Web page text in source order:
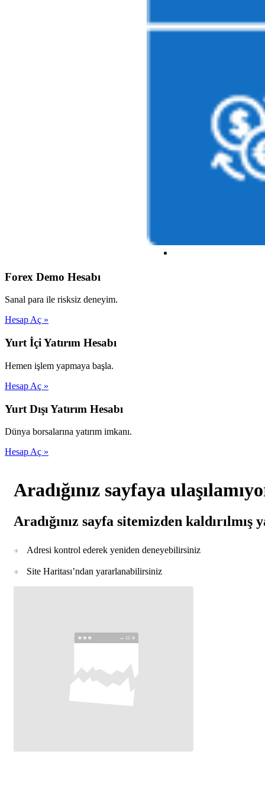
Forex Demo Hesabı
Sanal para ile risksiz deneyim.
Hesap Aç »
Yurt İçi Yatırım Hesabı
Hemen işlem yapmaya başla.
Hesap Aç »
Yurt Dışı Yatırım Hesabı
Dünya borsalarına yatırım imkanı.
Hesap Aç »
Aradığınız sayfaya
Aradığınız sayfa sitemizden
Adresi kontrol ederek yeniden deneyebilirsiniz
Site Haritası’ndan yararlanabilirsiniz